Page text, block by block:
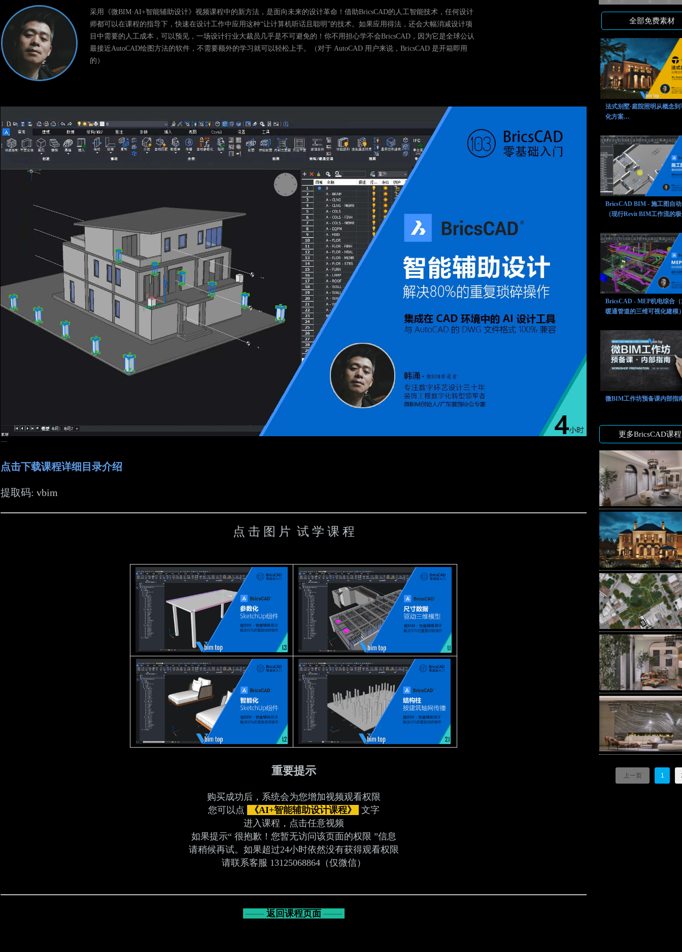
一
点击下载课程详细目录介绍
提取码: vbim
点 击 图 片 试 学 课 程
重要提示
购买成功后，系统会为您增加视频观看权限
您可以点
《AI+智能辅助设计课程》
文字
进入课程， 点击任意视频
如果提示“ 很抱歉！您暂无访问该页面的权限 ”信息
请稍候再试。如果超过24小时依然没有获得观看权限
请联系客服 13125068864（仅微信）
—— 返回课程页面——
采用《微BIM·AI+智能辅助设计》视频课程中的新方法，是面向未来的设计革命！借助BricsCAD的人工智能技术，任何设计
师都可以在课程的指导下，快速在设计工作中应用这种“让计算机听话且聪明”的技术。如果应用得法，还会大幅消减设计项
目中需要的人工成本，可以预见，一场设计行业大裁员几乎是不可避免的！你不用担心学不会BricsCAD，因为它是全球公认
最接近AutoCAD绘图方法的软件，不需要额外的学习就可以轻松上手。（对于 AutoCAD 用户来说，BricsCAD 是开箱即用
的）
全部免费素材
法式别墅·庭院照明从概念到
化方案
BricsCAD BIM - 施工图自
（现行Revit BIM工作流的
BricsCAD - MEP机电综合
暖通管道的三维可视化建模
微BIM工作坊预备课内部指
更多BricsCAD课程
上一页 1